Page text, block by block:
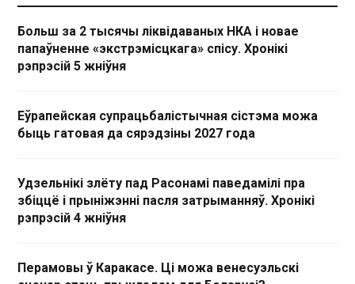
Больш за 2 тысячы ліквідаваных НКА і новае
папаўненне «экстрэмісцкага» спісу. Хронікі
рэпрэсій 5 жніўня
Еўрапейская супрацьбалістычная сістэма можа
быць гатовая да сярэдзіны 2027 года
Удзельнікі злёту пад Расонамі паведамілі пра
збіццё і прыніжэнні пасля затрыманняў. Хронікі
рэпрэсій 4 жніўня
Перамовы ў Каракасе. Ці можа венесуэльскі